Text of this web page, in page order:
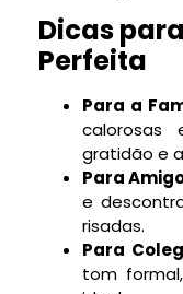
Dicas
Perfeita
Para a
calorosas
gratidão e
Para
e
risadas.
Para
tom